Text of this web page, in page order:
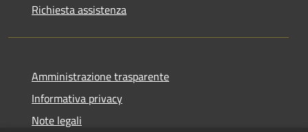
Richiesta assistenza
Amministrazione trasparente
Informativa privacy
Note legali